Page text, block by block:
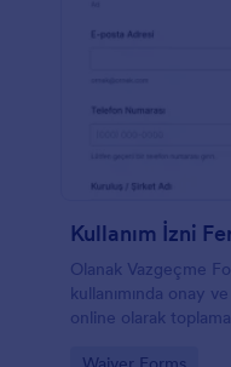
Kullanım İzni
Olanak Vazgeçme
kullanımında onay
online olarak
Go to Category: